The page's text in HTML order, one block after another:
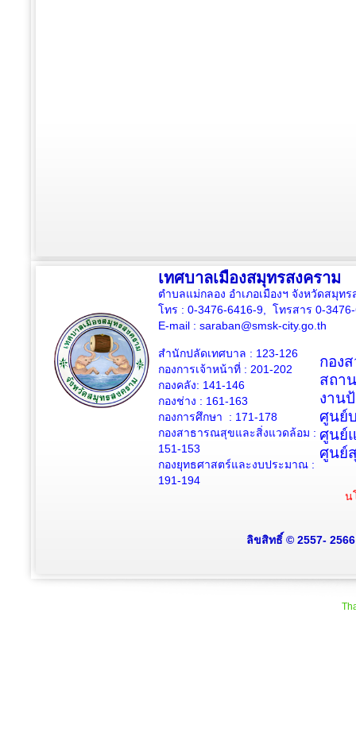
เทศบาลเมืองสมุทรสงคราม
ตำบลแม่กลอง อำเภอเมืองฯ จังหวัดสมุท
โทร : 0-3476-6416-9, โทรสาร 0-
E-mail : saraban@smsk-city.go.th
สำนักปลัดเทศบาล : 123-126
กองการเจ้าหน้าที่ : 201-202
กองคลัง: 141-146
กองช่าง : 161-163
กองการศึกษา : 171-178
กองสาธารณสุขและสิ่งแวดล้อม :
151-153
กองยุทธศาสตร์และงบประมาณ :
191-194
กอง
สถา
งาน
ศูนย์
ศูนย์
ศูนย์
น
ลิขสิทธิ์ © 2557-